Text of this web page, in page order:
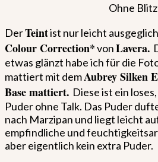
Ohne Blitz
DerTeintist nur leicht
Colour Correction*vonLavera.
etwas glänzt habe ich für die
mattiert mit demAubrey Silken
Base mattiert. Diese ist ein
Puder ohne Talk. Das Puder
nach Marzipan und liegt leicht
empfindliche und
aber eigentlich kein extra Puder.